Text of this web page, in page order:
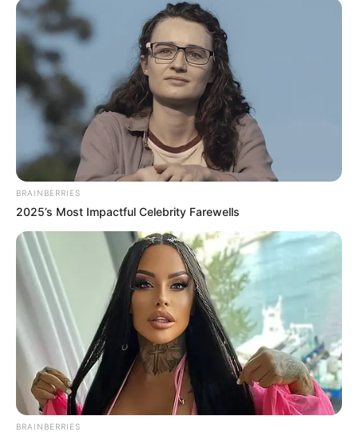
BRAINBERRIES
2025’s Most Impactful Celebrity Farewells
BRAINBERRIES